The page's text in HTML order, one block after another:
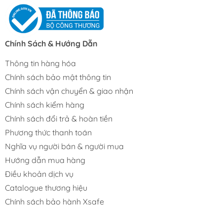
Chính Sách & Hướng Dẫn
Thông tin hàng hóa
Chính sách bảo mật thông tin
Chính sách vận chuyển & giao nhận
Chính sách kiểm hàng
Chính sách đổi trả & hoàn tiền
Phương thức thanh toán
Nghĩa vụ người bán & người mua
Hướng dẫn mua hàng
Điều khoản dịch vụ
Catalogue thương hiệu
Chính sách bảo hành Xsafe